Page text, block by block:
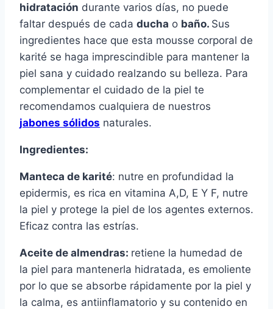
hidratación durante varios días, no puede
faltar después de cada ducha o baño. Sus
ingredientes hace que esta mousse corporal de
karité se haga imprescindible para mantener la
piel sana y cuidado realzando su belleza. Para
complementar el cuidado de la piel te
recomendamos cualquiera de nuestros
jabones sólidos naturales.
Ingredientes:
Manteca de karité: nutre en profundidad la
epidermis, es rica en vitamina A,D, E Y F, nutre
la piel y protege la piel de los agentes externos.
Eficaz contra las estrías.
Aceite de almendras: retiene la humedad de
la piel para mantenerla hidratada, es emoliente
por lo que se absorbe rápidamente por la piel y
la calma, es antiinflamatorio y su contenido en